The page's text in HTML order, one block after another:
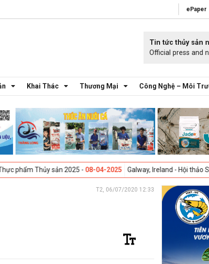
ePaper
Tin tức thủy sản
Official press and
Khai Thác Thương Mại Công Nghệ – Môi
sản 2025 -08-04-2025 Galway, Ireland - Hội thảo Sáng kiến
T2, 06/07/2020 12:33